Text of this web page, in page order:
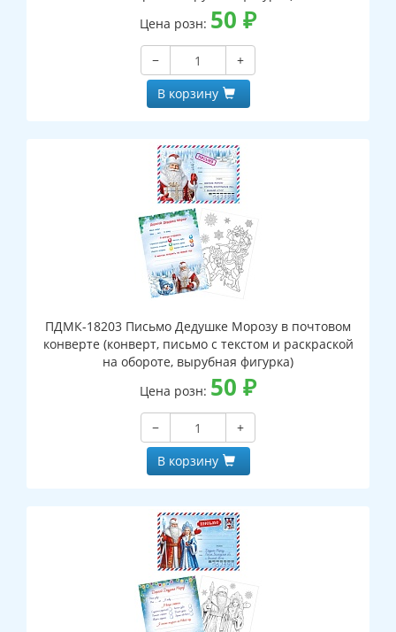
Цена розн: 50 ₽
−
+
В корзину
ПДМК-18203 Письмо Дедушке Морозу в почтовом
конверте (конверт, письмо с текстом и раскраской
на обороте, вырубная фигурка)
Цена розн: 50 ₽
−
+
В корзину